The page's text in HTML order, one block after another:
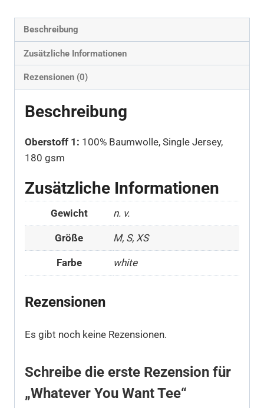
Beschreibung
Zusätzliche Informationen
Rezensionen (0)
Beschreibung
Oberstoff 1: 100% Baumwolle, Single Jersey,
180 gsm
Zusätzliche Informationen
Gewicht n. v.
Größe M, S, XS
Farbe white
Rezensionen
Es gibt noch keine Rezensionen.
Schreibe die erste Rezension für
„Whatever You Want Tee“